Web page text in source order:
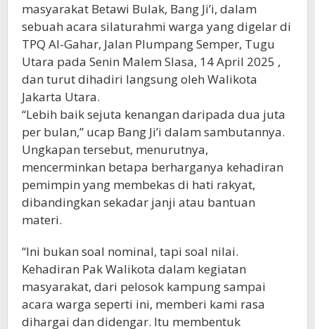
masyarakat Betawi Bulak, Bang Ji’i, dalam
sebuah acara silaturahmi warga yang digelar di
TPQ Al-Gahar, Jalan Plumpang Semper, Tugu
Utara pada Senin Malem Slasa, 14 April 2025 ,
dan turut dihadiri langsung oleh Walikota
Jakarta Utara.
“Lebih baik sejuta kenangan daripada dua juta
per bulan,” ucap Bang Ji’i dalam sambutannya.
Ungkapan tersebut, menurutnya,
mencerminkan betapa berharganya kehadiran
pemimpin yang membekas di hati rakyat,
dibandingkan sekadar janji atau bantuan
materi.
“Ini bukan soal nominal, tapi soal nilai.
Kehadiran Pak Walikota dalam kegiatan
masyarakat, dari pelosok kampung sampai
acara warga seperti ini, memberi kami rasa
dihargai dan didengar. Itu membentuk